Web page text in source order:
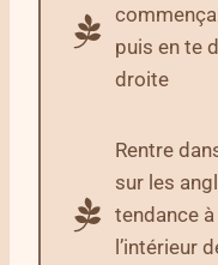
puis en te
droite
Rentre
sur les
tendance
l’intérieur